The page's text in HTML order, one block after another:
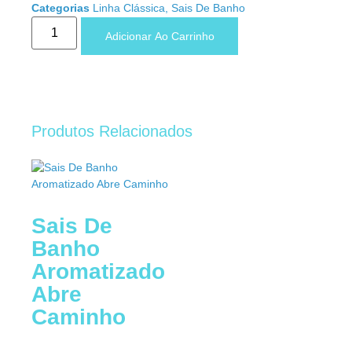
Categorias Linha Clássica Sais De Banho
Adicionar Ao Carrinho
Produtos Relacionados
Sais De
Banho
Aromatizado
Abre
Caminho